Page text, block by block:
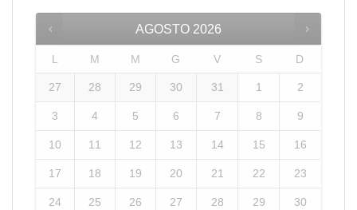
AGOSTO 2026
L M M G V S D
27 28 29 30 31 1 2
3 4 5 6 7 8 9
10 11 12 13 14 15 16
17 18 19 20 21 22 23
24 25 26 27 28 29 30